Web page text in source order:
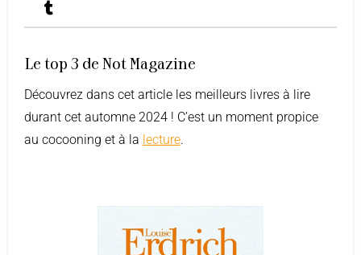
Le top 3 de Not Magazine
Découvrez dans cet article les meilleurs livres à lire
durant cet automne 2024 ! C’est un moment propice
au cocooning et à la lecture.